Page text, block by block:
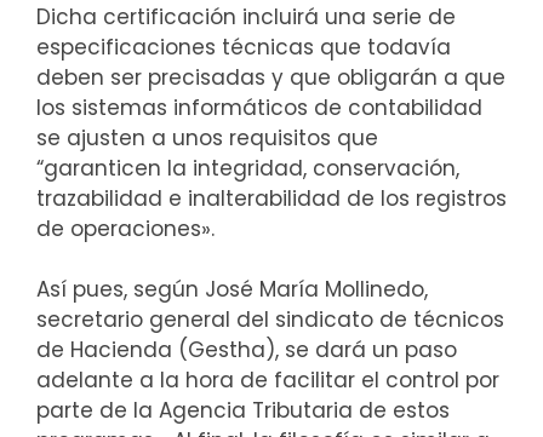
Dicha certificación incluirá una serie de
especificaciones técnicas que todavía
deben ser precisadas y que obligarán a que
los sistemas informáticos de contabilidad
se ajusten a unos requisitos que
“garanticen la integridad, conservación,
trazabilidad e inalterabilidad de los registros
de operaciones».
Así pues, según José María Mollinedo,
secretario general del sindicato de técnicos
de Hacienda (Gestha), se dará un paso
adelante a la hora de facilitar el control por
parte de la Agencia Tributaria de estos